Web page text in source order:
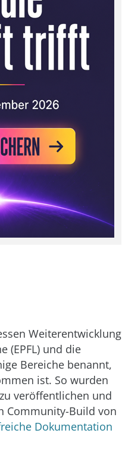
Weiterentwicklung
(EPFL) und die
Bereiche benannt,
ist. So wurden
veröffentlichen und
Community-Build von
Dokumentation